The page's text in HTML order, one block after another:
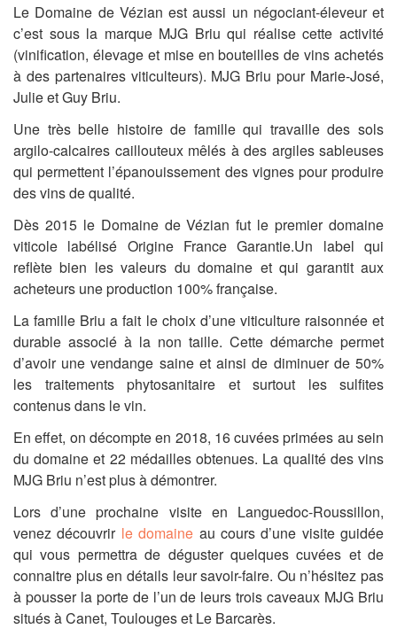
Le Domaine de Vézian est aussi un négociant-éleveur et
c’est sous la marque MJG Briu qui réalise cette activité
(vinification, élevage et mise en bouteilles de vins achetés
à des partenaires viticulteurs). MJG Briu pour Marie-José,
Julie et Guy Briu.
Une très belle histoire de famille qui travaille des sols
argilo-calcaires caillouteux mêlés à des argiles sableuses
qui permettent l’épanouissement des vignes pour produire
des vins de qualité.
Dès 2015 le Domaine de Vézian fut le premier domaine
viticole labélisé Origine France Garantie.Un label qui
reflète bien les valeurs du domaine et qui garantit aux
acheteurs une production 100% française.
La famille Briu a fait le choix d’une viticulture raisonnée et
durable associé à la non taille. Cette démarche permet
d’avoir une vendange saine et ainsi de diminuer de 50%
les traitements phytosanitaire et surtout les sulfites
contenus dans le vin.
En effet, on décompte en 2018, 16 cuvées primées au sein
du domaine et 22 médailles obtenues. La qualité des vins
MJG Briu n’est plus à démontrer.
Lors d’une prochaine visite en Languedoc-Roussillon,
venez découvrir le domaine au cours d’une visite guidée
qui vous permettra de déguster quelques cuvées et de
connaitre plus en détails leur savoir-faire. Ou n’hésitez pas
à pousser la porte de l’un de leurs trois caveaux MJG Briu
situés à Canet, Toulouges et Le Barcarès.